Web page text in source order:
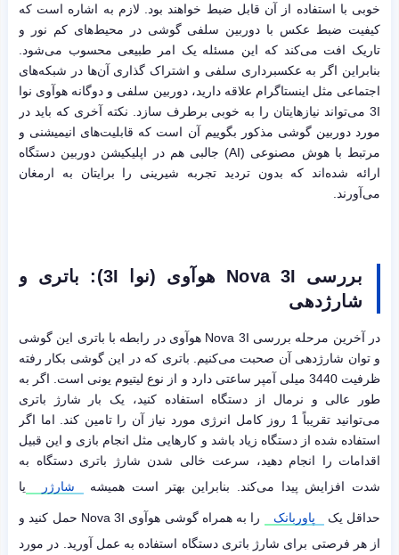
خوبی با استفاده از آن قابل ضبط خواهند بود. لازم به اشاره است که
کیفیت ضبط عکس با دوربین سلفی گوشی در محیط‌های کم نور و
تاریک افت می‌کند که این مسئله یک امر طبیعی محسوب می‌شود.
بنابراین اگر به عکسبرداری سلفی و اشتراک گذاری آن‌ها در شبکه‌های
اجتماعی مثل اینستاگرام علاقه دارید، دوربین سلفی و دوگانه هوآوی نوا
3I می‌تواند نیازهایتان را به خوبی برطرف سازد. نکته آخری که باید در
مورد دوربین گوشی مذکور بگوییم آن است که قابلیت‌های انیمیشنی و
مرتبط با هوش مصنوعی (AI) جالبی هم در اپلیکیشن دوربین دستگاه
ارائه شده‌اند که بدون تردید تجربه شیرینی را برایتان به ارمغان
می‌آورند.
بررسی Nova 3I هوآوی (نوا 3I): باتری و
شارژدهی
در آخرین مرحله بررسی Nova 3I هوآوی در رابطه با باتری این گوشی
و توان شارژدهی آن صحبت می‌کنیم. باتری که در این گوشی بکار رفته
ظرفیت 3440 میلی آمپر ساعتی دارد و از نوع لیتیوم یونی است. اگر به
طور عالی و نرمال از دستگاه استفاده کنید، یک بار شارژ باتری
می‌توانید تقریباً 1 روز کامل انرژی مورد نیاز آن را تامین کند. اما اگر
استفاده شده از دستگاه زیاد باشد و کارهایی مثل انجام بازی و این قبیل
اقدامات را انجام دهید، سرعت خالی شدن شارژ باتری دستگاه به
شدت افزایش پیدا می‌کند. بنابراین بهتر است همیشه
شارژر یا
حداقل یک پاوربانک
را به همراه گوشی هوآوی Nova 3I حمل کنید و
از هر فرصتی برای شارژ باتری دستگاه استفاده به عمل آورید. در مورد